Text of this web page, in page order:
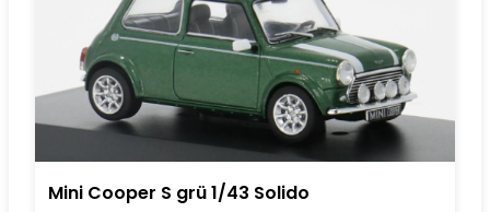
Mini Cooper S grü 1/43 Solido